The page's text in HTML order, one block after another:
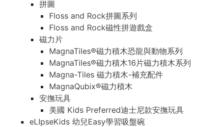
拼圖
Floss and Rock拼圖系列
Floss and Rock磁性拼遊戲盒
磁力片
MagnaTiles®磁力積木恐龍與動物系列
MagnaTiles®磁力積木16片磁力積木系列
Magna-Tiles 磁力積木-補充配件
MagnaQubix®磁力積木
安撫玩具
美國 Kids Preferred迪士尼款安撫玩具
eLIpseKids 幼兒Easy學習吸盤碗